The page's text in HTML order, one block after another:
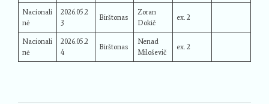
Nacionali
nė
2026.05.2
3
Birštonas
Zoran
Dokič
ex. 2
Nacionali
nė
2026.05.2
4
Birštonas
Nenad
Miloševič
ex. 2